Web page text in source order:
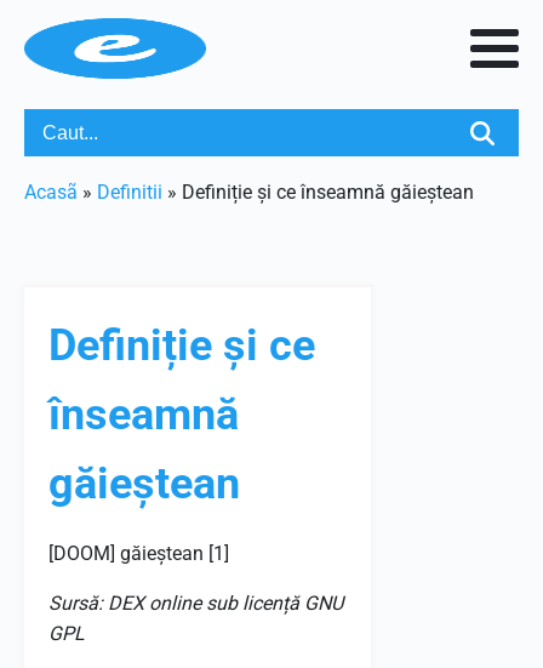
Acasã » Definitii » Definiție și ce înseamnă găieștean
Definiție și ce
înseamnă
găieștean
[DOOM] găieștean [1]
Sursă: DEX online sub licență GNU
GPL